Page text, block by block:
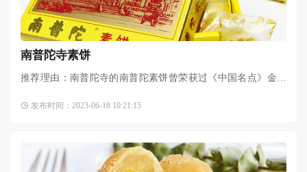
南普陀寺素饼
推荐理由：南普陀寺的南普陀素饼曾荣获过《中国名点》金鼎
括绿豆、椰子、南瓜、香芋、绿茶等等。南普陀素饼冰皮酥脆
发布时间：2023-06-18 10:21:15